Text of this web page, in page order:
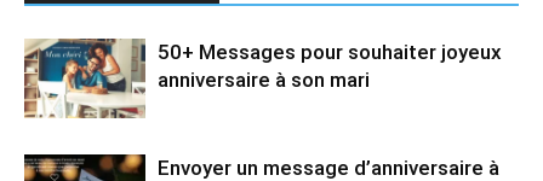
50+ Messages pour souhaiter joyeux
anniversaire à son mari
Envoyer un message d’anniversaire à